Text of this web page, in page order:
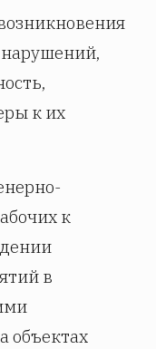
к их
к
в
объектах